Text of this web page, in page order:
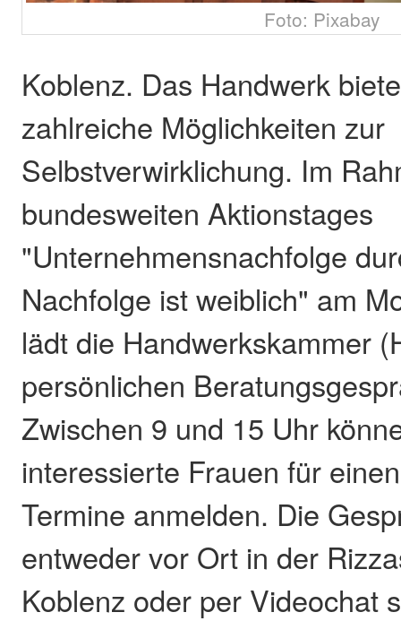
Foto: Pixabay
Koblenz. Das Handwerk
zahlreiche Möglichkeiten zur
Selbstverwirklichung. Im
bundesweiten Aktionstages
"Unternehmensnachfolge
Nachfolge ist weiblich" am
lädt die Handwerkskammer
persönlichen
Zwischen 9 und 15 Uhr
interessierte Frauen für
Termine anmelden. Die
entweder vor Ort in der
Koblenz oder per Videochat